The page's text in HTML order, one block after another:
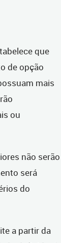
que
de opção
mais
ou
não serão
será
do
a partir da